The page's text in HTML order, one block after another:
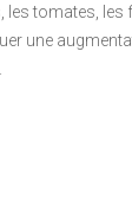
tomates,
une